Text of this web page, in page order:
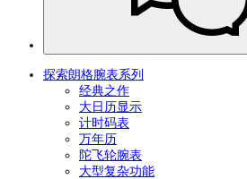
探索朗格腕表系列
经典之作
大日历显示
计时码表
万年历
陀飞轮腕表
大型复杂功能